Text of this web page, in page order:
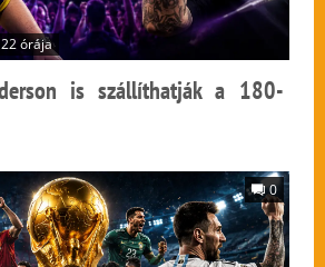
órája
is szállíthatják a 180-
0